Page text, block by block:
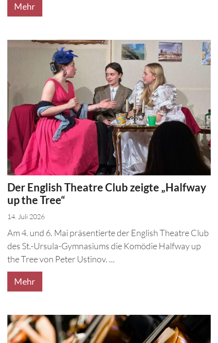
Mehr
Der English Theatre Club zeigte „Halfway
up the Tree“
14. Juli 2026
Am 4. und 6. Mai präsentierte der English Theatre Club
des St.-Ursula-Gymnasiums die Komödie Halfway up
the Tree von Peter Ustinov. ...
Mehr